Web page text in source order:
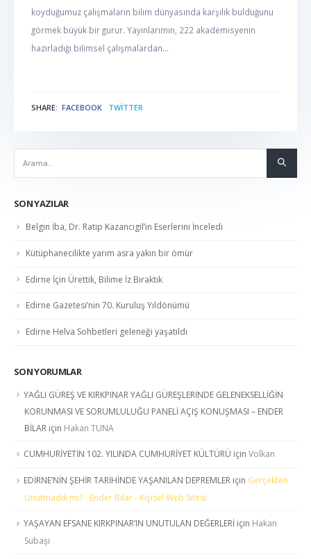
koyduğumuz çalışmaların bilim dünyasında karşılık bulduğunu
görmek büyük bir gurur. Yayınlarımın, 222 akademisyenin
hazırladığı bilimsel çalışmalardan...
SHARE: FACEBOOK TWITTER
SON YAZILAR
Belgin İba, Dr. Ratip Kazancıgil’in Eserlerini İnceledi
Kütüphanecilikte yarım asra yakın bir ömür
Edirne İçin Ürettik, Bilime İz Bıraktık
Edirne Gazetesi’nin 70. Kuruluş Yıldönümü
Edirne Helva Sohbetleri geleneği yaşatıldı
SON YORUMLAR
YAĞLI GÜREŞ VE KIRKPINAR YAĞLI GÜREŞLERİNDE GELENEKSELLİĞİN
KORUNMASI VE SORUMLULUĞU PANELİ AÇIŞ KONUŞMASI – ENDER
BİLAR için Hakan TUNA
CUMHURİYETİN 102. YILINDA CUMHURİYET KÜLTÜRÜ için Volkan
EDİRNE’NİN ŞEHİR TARİHİNDE YAŞANILAN DEPREMLER için Gerçekten
Unutmadık mı? - Ender Bilar - Kişisel Web Sitesi
YAŞAYAN EFSANE KIRKPINAR’IN UNUTULAN DEĞERLERİ için Hakan
Subaşı